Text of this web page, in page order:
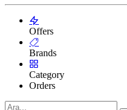
Offers
Brands
Category
Orders